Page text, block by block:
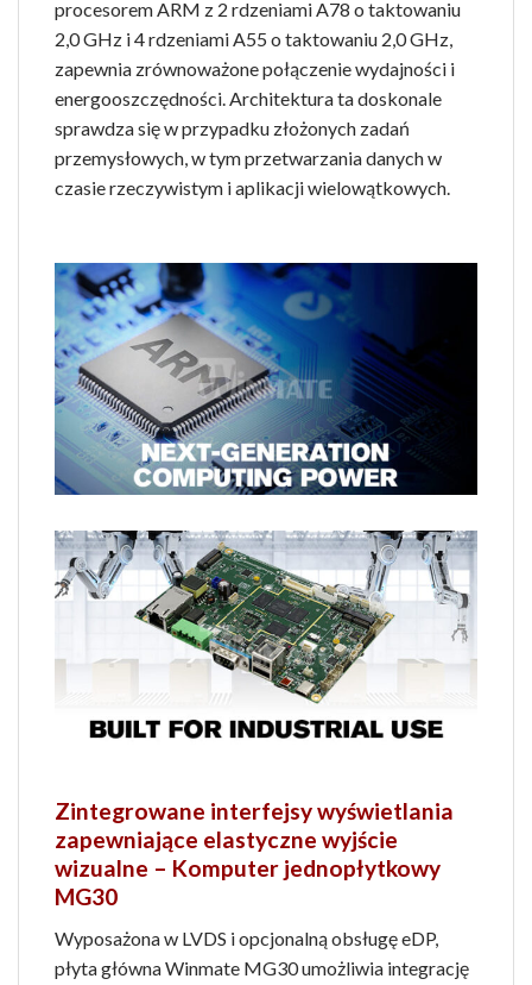
procesorem ARM z 2 rdzeniami A78 o taktowaniu
2,0 GHz i 4 rdzeniami A55 o taktowaniu 2,0 GHz,
zapewnia zrównoważone połączenie wydajności i
energooszczędności. Architektura ta doskonale
sprawdza się w przypadku złożonych zadań
przemysłowych, w tym przetwarzania danych w
czasie rzeczywistym i aplikacji wielowątkowych.
Zintegrowane interfejsy wyświetlania
zapewniające elastyczne wyjście
wizualne – Komputer jednopłytkowy
MG30
Wyposażona w LVDS i opcjonalną obsługę eDP,
płyta główna Winmate MG30 umożliwia integrację